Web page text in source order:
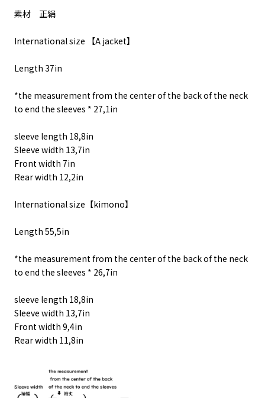
素材 正絹
International size 【A jacket】
Length 37in
*the measurement from the center of the back of the neck
to end the sleeves * 27,1in
sleeve length 18,8in
Sleeve width 13,7in
Front width 7in
Rear width 12,2in
International size【kimono】
Length 55,5in
*the measurement from the center of the back of the neck
to end the sleeves * 26,7in
sleeve length 18,8in
Sleeve width 13,7in
Front width 9,4in
Rear width 11,8in